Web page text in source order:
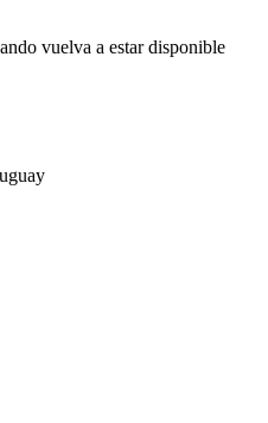
vuelva a estar disponible